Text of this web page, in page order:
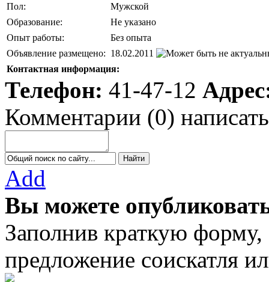
Пол:
Мужской
Образование:
Не указано
Опыт работы:
Без опыта
Объявление размещено: 18.02.2011
Контактная информация:
Телефон: 41-47-12
Комментарии (0) написать
Add
Вы можете
Заполнив краткую
предложение соискатля